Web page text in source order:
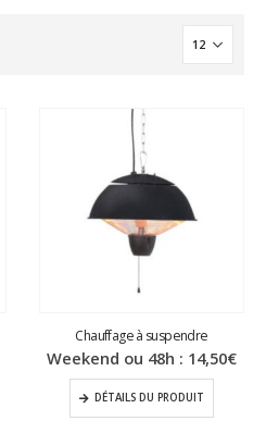
Chauffage à suspendre
Weekend ou 48h : 14,50€
DÉTAILS DU PRODUIT